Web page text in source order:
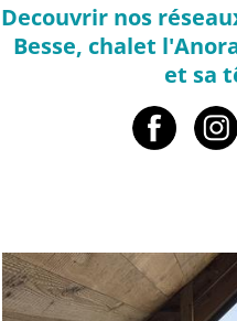
Decouvrir nos
Besse, chalet
et sa